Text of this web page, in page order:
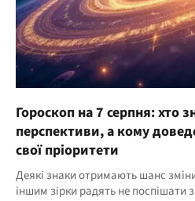
Гороскоп на 7 серпня: хто
перспективи, а кому
свої пріоритети
Деякі знаки отримають шанс
іншим зірки радять не поспішати